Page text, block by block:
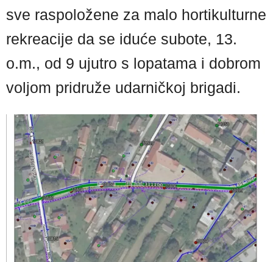
sve raspoložene za malo hortikulturne
rekreacije da se iduće subote, 13.
o.m., od 9 ujutro s lopatama i dobrom
voljom pridruže udarničkoj brigadi.